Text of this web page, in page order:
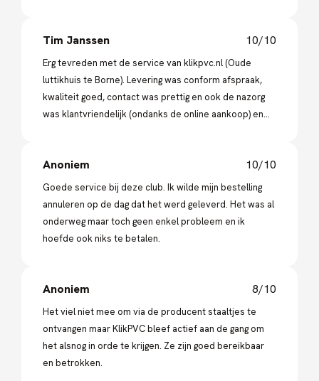
Tim Janssen 10/10
Erg tevreden met de service van klikpvc.nl (Oude
luttikhuis te Borne). Levering was conform afspraak,
kwaliteit goed, contact was prettig en ook de nazorg
was klantvriendelijk (ondanks de online aankoop) en
Anoniem 10/10
Goede service bij deze club. Ik wilde mijn bestelling
annuleren op de dag dat het werd geleverd. Het was al
onderweg maar toch geen enkel probleem en ik
hoefde ook niks te betalen.
Anoniem 8/10
Het viel niet mee om via de producent staaltjes te
ontvangen maar KlikPVC bleef actief aan de gang om
het alsnog in orde te krijgen. Ze zijn goed bereikbaar
en betrokken.